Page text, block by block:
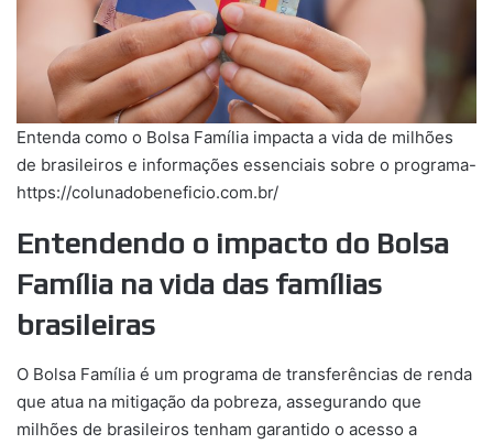
Entenda como o Bolsa Família impacta a vida de milhões
de brasileiros e informações essenciais sobre o programa-
https://colunadobeneficio.com.br/
Entendendo o impacto do Bolsa
Família na vida das famílias
brasileiras
O Bolsa Família é um programa de transferências de renda
que atua na mitigação da pobreza, assegurando que
milhões de brasileiros tenham garantido o acesso a